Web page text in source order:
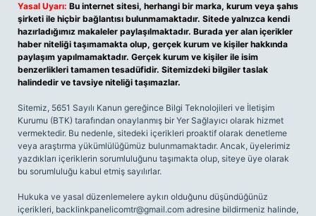
Yasal Uyarı: Bu internet sitesi, herhangi bir marka, kurum veya şahıs
şirketi ile hiçbir bağlantısı bulunmamaktadır. Sitede yalnızca kendi
hazırladığımız makaleler paylaşılmaktadır. Burada yer alan içerikler
haber niteliği taşımamakta olup, gerçek kurum ve kişiler hakkında
paylaşım yapılmamaktadır. Gerçek kurum ve kişiler ile isim
benzerlikleri tamamen tesadüfidir. Sitemizdeki bilgiler taslak
halindedir ve tavsiye niteliği taşımazlar.
Sitemiz, 5651 Sayılı Kanun gereğince Bilgi Teknolojileri ve İletişim
Kurumu (BTK) tarafından onaylanmış bir Yer Sağlayıcı olarak hizmet
vermektedir. Bu nedenle, sitedeki içerikleri proaktif olarak denetleme
veya araştırma yükümlülüğümüz bulunmamaktadır. Ancak, üyelerimiz
yazdıkları içeriklerin sorumluluğunu taşımakta olup, siteye üye olarak
bu sorumluluğu kabul etmiş sayılırlar.
Hukuka ve yasal düzenlemelere aykırı olduğunu düşündüğünüz
içerikleri, backlinkpanelicomtr@gmail.com adresine bildirmeniz halinde,